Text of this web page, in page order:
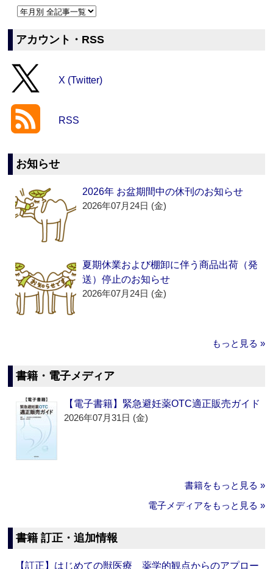
アカウント・RSS
X (Twitter)
RSS
お知らせ
2026年 お盆期間中の休刊のお知らせ
2026年07月24日 (金)
夏期休業および棚卸に伴う商品出荷（発
送）停止のお知らせ
2026年07月24日 (金)
もっと見る »
書籍・電子メディア
【電子書籍】緊急避妊薬OTC適正販売ガイド
2026年07月31日 (金)
書籍をもっと見る »
電子メディアをもっと見る »
書籍 訂正・追加情報
【訂正】はじめての獣医療 薬学的観点からのアプロー